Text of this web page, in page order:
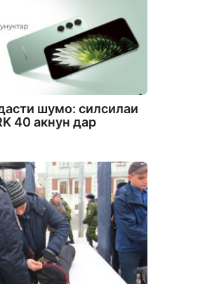
шумо: силсилаи
40 акнун дар